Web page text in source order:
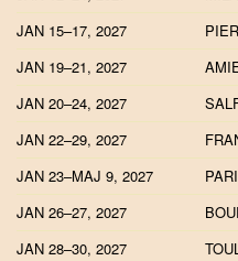
JAN 15–17, 2027
JAN 19–21, 2027
JAN 20–24, 2027
JAN 22–29, 2027
JAN 23–MAJ 9, 2027
JAN 26–27, 2027
JAN 28–30, 2027